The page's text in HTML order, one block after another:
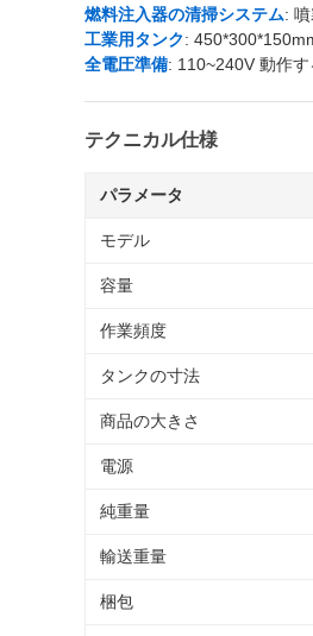
燃料注入器の清掃システム:
工業用タンク:
全電圧準備: 110~240V 動作す
テクニカル仕様
パラメータ
モデル
容量
作業頻度
タンクの寸法
商品の大きさ
電源
純重量
輸送重量
梱包